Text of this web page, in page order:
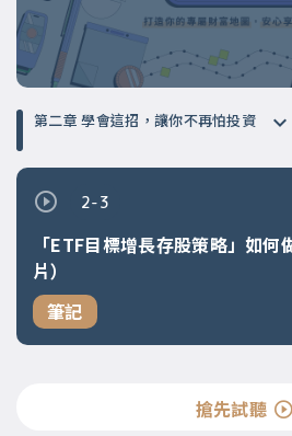
第二章 學會這招，讓你不再怕投資
2-3
「ETF目標增長存股策略」如何
片）
筆記
搶先試聽